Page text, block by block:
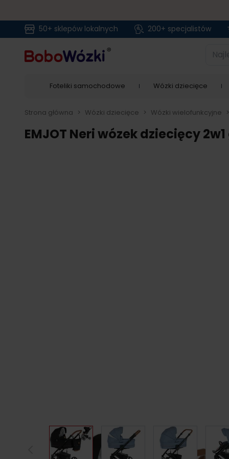
50+ sklepów lokalnych 200+ specjalistów
Foteliki samochodowe Wózki dziecięce
Strona główna > Wózki dziecięce > Wózki wielofunkcyjne >
EMJOT Neri wózek dziecięcy